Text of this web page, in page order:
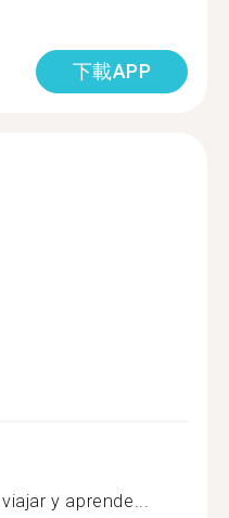
下載APP
y aprende...